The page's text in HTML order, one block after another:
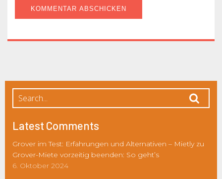
Latest Comments
Grover im Test: Erfahrungen und Alternativen – Mietlyzu
Grover-Miete vorzeitig beenden: So geht’s
6. Oktober 2024